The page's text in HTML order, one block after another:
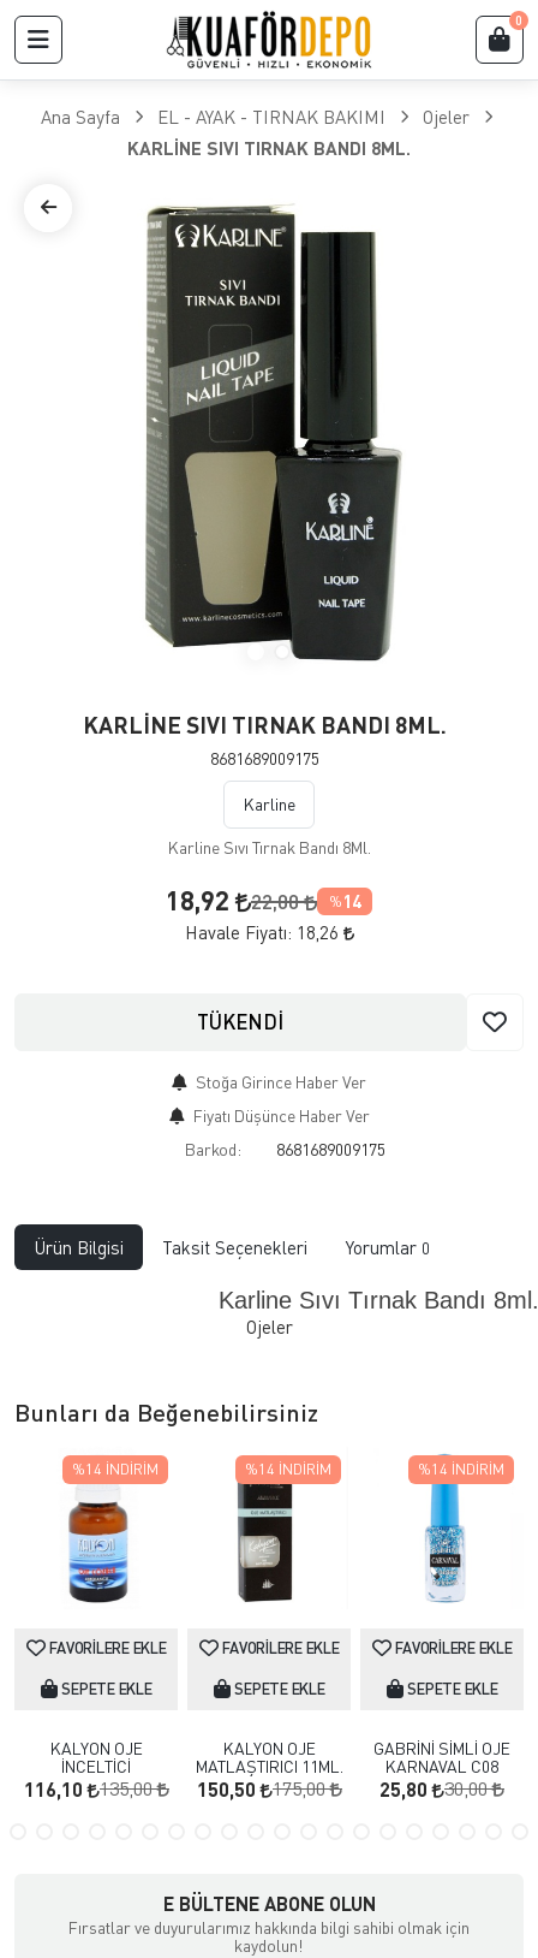
0
Ana Sayfa EL - AYAK - TIRNAK BAKIMI
Ojeler
KARLİNE SIVI TIRNAK BANDI 8ML.
KARLİNE SIVI TIRNAK BANDI 8ML.
8681689009175
Karline
Karline Sıvı Tırnak Bandı 8Ml.
18,92 22,00 % 14
Havale Fiyatı: 18,26
TÜKENDİ
Stoğa Girince Haber Ver
Fiyatı Düşünce Haber Ver
Barkod:
8681689009175
Ürün Bilgisi Taksit Seçenekleri Yorumlar 0
Karline Sıvı Tırnak Bandı 8ml.
Ojeler
Bunları da Beğenebilirsiniz
FAVORILERE EKLE
SEPETE EKLE
KALYON OJE
İNCELTİCİ
116,10 135,00
%14 İNDIRIM
FAVORILERE EKLE
SEPETE EKLE
KALYON OJE
MATLAŞTIRICI 11ML.
150,50 175,00
%14 İNDIRIM
FAVORILERE EKLE
SEPETE EKLE
GABRİNİ SİMLİ OJE
KARNAVAL C08
25,80 30,00
%14 İNDIRIM
E BÜLTENE ABONE OLUN
Fırsatlar ve duyurularımız hakkında bilgi sahibi olmak için
kaydolun!